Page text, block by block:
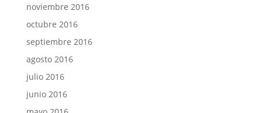
noviembre 2016
octubre 2016
septiembre 2016
agosto 2016
julio 2016
junio 2016